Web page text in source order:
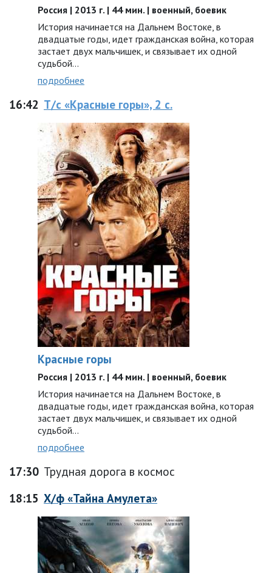
Россия | 2013 г. | 44 мин. | военный, боевик
История начинается на Дальнем Востоке, в
двадцатые годы, идет гражданская война, которая
застает двух мальчишек, и связывает их одной
судьбой…
подробнее
16:42 Т/с «Красные горы», 2 с.
Красные горы
Россия | 2013 г. | 44 мин. | военный, боевик
История начинается на Дальнем Востоке, в
двадцатые годы, идет гражданская война, которая
застает двух мальчишек, и связывает их одной
судьбой…
подробнее
17:30 Трудная дорога в космос
18:15 Х/ф «Тайна Амулета»